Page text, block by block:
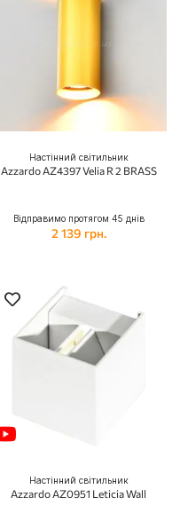
Настінний світильник
Azzardo AZ4397 Velia R 2 BRASS
Відправимо протягом 45 днів
2 139 грн.
Настінний світильник
Azzardo AZ0951 Leticia Wall